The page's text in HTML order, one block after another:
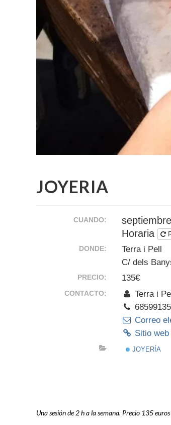
JOYERIA
CUANDO:
Horaria
DONDE:
Terra i Pell
C/ dels
PRECIO: 135€
CONTACTO:
Terra i
Correo
Sitio
JOYERÍA
Una sesión de 2 h a la semana. Precio 135